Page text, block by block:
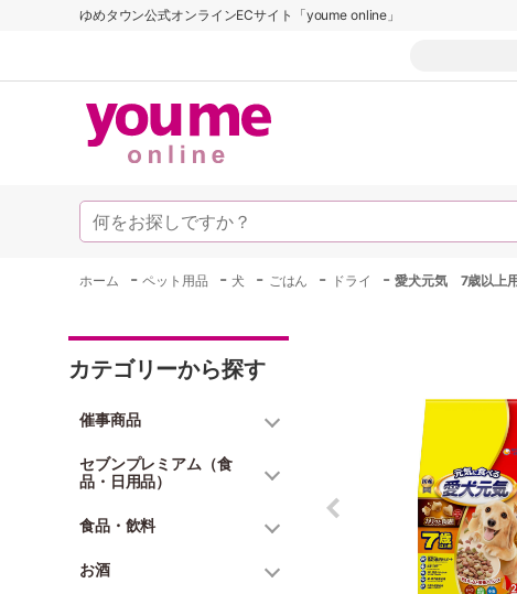
ゆめタウン公式オンラインECサイト「youme online」
ホーム -ペット用品 -犬 - ごはん - ドライ -愛犬元気 7歳以上
カテゴリーから探す
催事商品
セブンプレミアム（食
品・日用品）
食品・飲料
お酒